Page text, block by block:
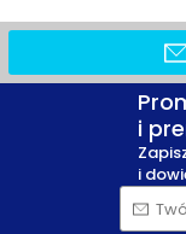
i
i